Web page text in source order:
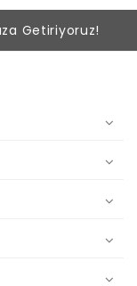
Getiriyoruz!